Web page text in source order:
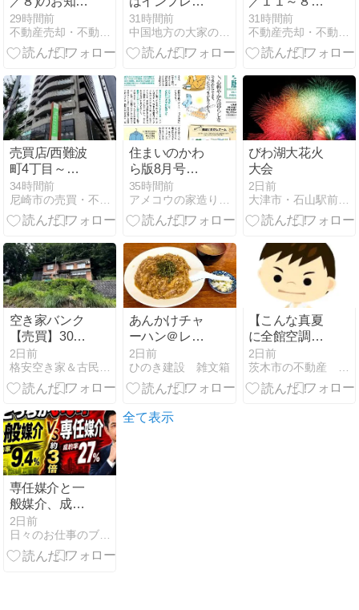
せ
29時間前
負ける
31時間前
中国地方の大家のブログ
１９)のお知ら
せ
31時間前
売買店/西難波
町4丁目～朝
日プラザアペ
ックスコート
西難波
34時間前
住まいのかわ
ら版8月号発
行しました。
35時間前
びわ湖大花火
大会
2日前
大津市・石山駅前の司法書士 横田聡のブログ
空き家バンク
【売買】30万
円 新潟県小千
谷市真人町丙
長閑な山間・
納戸・駐車場
付き７ＤＫ２
階建古民家
2日前
あんかけチャ
ーハン＠レザ
ン
2日前
ひのき建設 雑文箱
【こんな真夏
に全館空調が
故障した
ら･･･】
2日前
専任媒介と一
般媒介、成約
率まさかの3
倍差｜不動産
屋が本音で解
2日前
全て表示